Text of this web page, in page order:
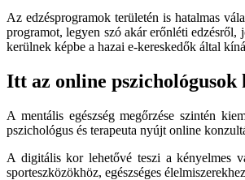
Az edzésprogramok területén is hatalmas
programot, legyen szó akár erőnléti
kerülnek képbe a hazai e-kereskedők által
Itt az online pszichológusok
A mentális egészség megőrzése szintén
pszichológus és terapeuta nyújt online
A digitális kor lehetővé teszi a kényelmes
sporteszközökhöz, egészséges